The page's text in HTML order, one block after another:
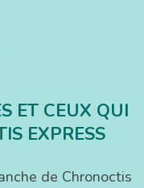
ET CEUX QUI
EXPRESS
de Chronoctis